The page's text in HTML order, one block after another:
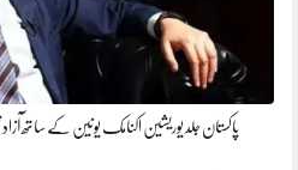
پاکستان جلد یوریشین اکنامک یونین کے ساتھ